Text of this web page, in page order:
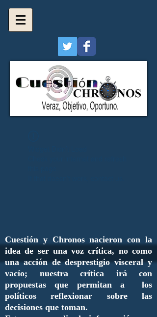
Cuestión y Chronos nacieron con la
idea de ser una voz crítica, no como
una acción de desprestigio visceral y
vacío; nuestra crítica irá con
propuestas que permitan a los
políticos reflexionar sobre las
decisiones que toman.